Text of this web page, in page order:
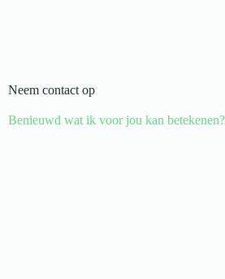
Neem contact op
Benieuwd wat ik voor jou kan